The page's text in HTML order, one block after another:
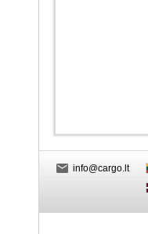
info@cargo.lt